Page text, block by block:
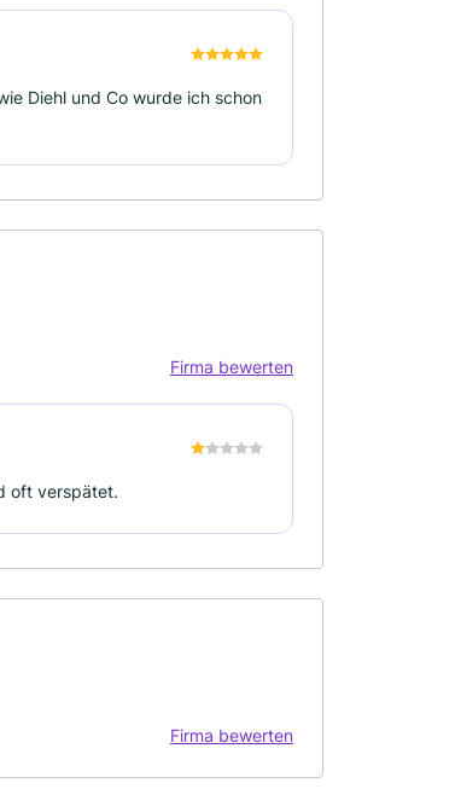
Diehl und Co wurde ich schon
Firma bewerten
oft verspätet.
Firma bewerten